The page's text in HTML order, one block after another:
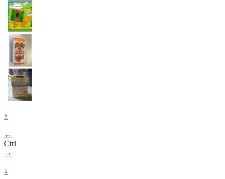
↑
←
Ctrl
→
↓